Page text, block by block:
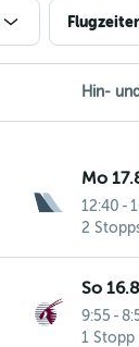
Hin-
Mo
12:40 -
2
So
9:55 -
1 Stopp